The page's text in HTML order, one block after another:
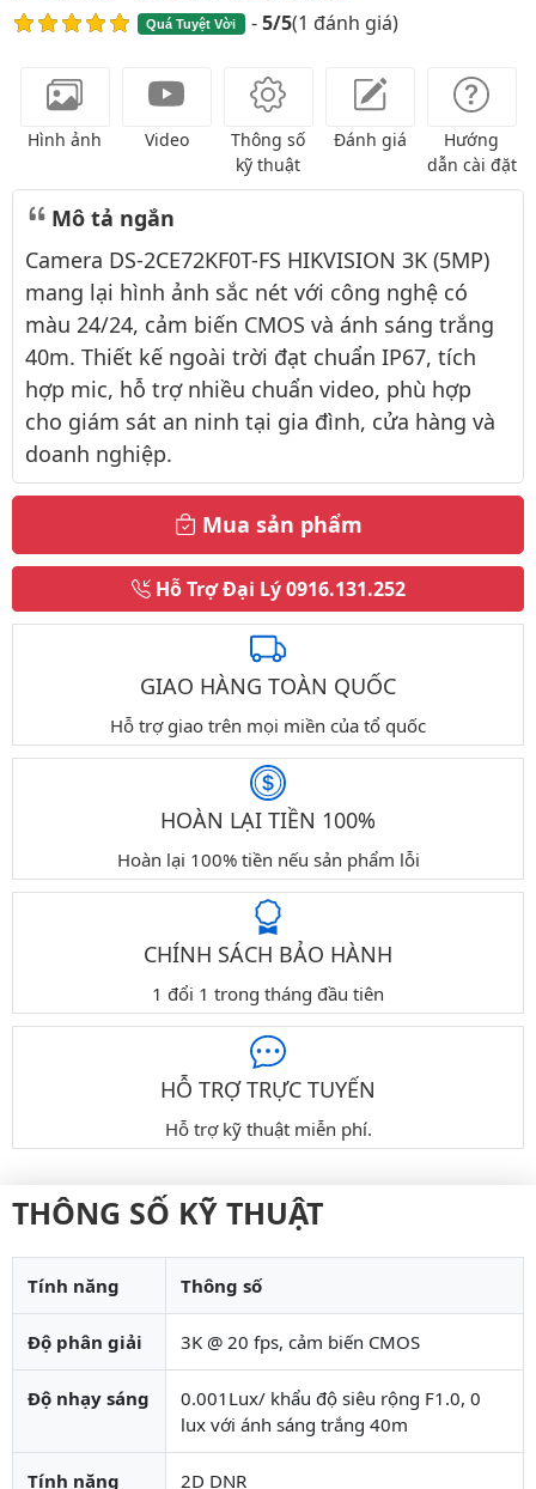
Quá Tuyệt Vời -5/5(1 đánh giá)
Hình ảnh Video
Thông số
kỹ thuật
Đánh giá
Hướng
dẫn cài đặt
Mô tả ngắn
Camera DS-2CE72KF0T-FS HIKVISION 3K (5MP)
mang lại hình ảnh sắc nét với công nghệ có
màu 24/24, cảm biến CMOS và ánh sáng trắng
40m. Thiết kế ngoài trời đạt chuẩn IP67, tích
hợp mic, hỗ trợ nhiều chuẩn video, phù hợp
cho giám sát an ninh tại gia đình, cửa hàng và
doanh nghiệp.
Mua sản phẩm
Hỗ Trợ Đại Lý0916.131.252
GIAO HÀNG TOÀN QUỐC
Hỗ trợ giao trên mọi miền của tổ quốc
HOÀN LẠI TIỀN 100%
Hoàn lại 100% tiền nếu sản phẩm lỗi
CHÍNH SÁCH BẢO HÀNH
1 đổi 1 trong tháng đầu tiên
HỖ TRỢ TRỰC TUYẾN
Hỗ trợ kỹ thuật miễn phí.
THÔNG SỐ KỸ THUẬT
Tính năng Thông số
Độ phân giải 3K @ 20 fps, cảm biến CMOS
Độ nhạy sáng
0.001Lux/ khẩu độ siêu rộng F1.0, 0
lux với ánh sáng trắng 40m
Tính năng
2D DNR